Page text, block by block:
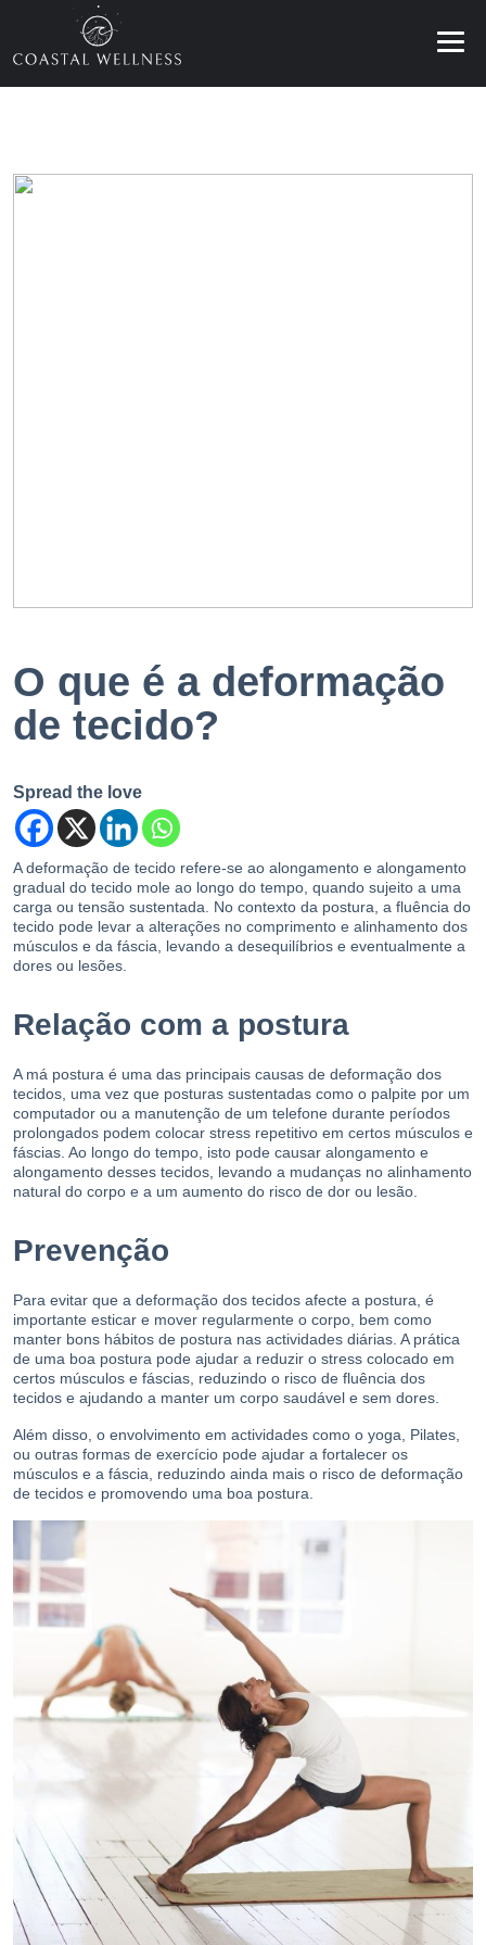
O que é a deformação
de tecido?
Spread the love
A deformação de tecido refere-se ao alongamento e alongamento
gradual do tecido mole ao longo do tempo, quando sujeito a uma
carga ou tensão sustentada. No contexto da postura, a fluência do
tecido pode levar a alterações no comprimento e alinhamento dos
músculos e da fáscia, levando a desequilíbrios e eventualmente a
dores ou lesões.
Relação com a postura
A má postura é uma das principais causas de deformação dos
tecidos, uma vez que posturas sustentadas como o palpite por um
computador ou a manutenção de um telefone durante períodos
prolongados podem colocar stress repetitivo em certos músculos e
fáscias. Ao longo do tempo, isto pode causar alongamento e
alongamento desses tecidos, levando a mudanças no alinhamento
natural do corpo e a um aumento do risco de dor ou lesão.
Prevenção
Para evitar que a deformação dos tecidos afecte a postura, é
importante esticar e mover regularmente o corpo, bem como
manter bons hábitos de postura nas actividades diárias. A prática
de uma boa postura pode ajudar a reduzir o stress colocado em
certos músculos e fáscias, reduzindo o risco de fluência dos
tecidos e ajudando a manter um corpo saudável e sem dores.
Além disso, o envolvimento em actividades como o yoga, Pilates,
ou outras formas de exercício pode ajudar a fortalecer os
músculos e a fáscia, reduzindo ainda mais o risco de deformação
de tecidos e promovendo uma boa postura.